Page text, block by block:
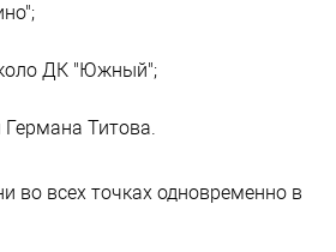
ДК "Южный";
Германа Титова.
во всех точках одновременно в